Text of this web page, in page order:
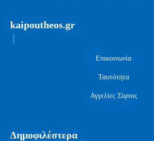
kaipoutheos.gr
Επικοινωνία
Ταυτότητα
Αγγελίες Σίφνος
Δημοφιλέστερα